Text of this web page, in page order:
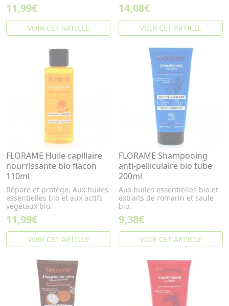
11,99€
VOIR CET ARTICLE
14,08€
VOIR CET ARTICLE
FLORAME Huile capillaire
nourrissante bio flacon
110ml
Répare et protège. Aux huiles
essentielles bio et aux actifs
végétaux bio.
11,99€
VOIR CET ARTICLE
FLORAME Shampooing
anti-pelliculaire bio tube
200ml
Aux huiles essentielles bio et
extraits de romarin et saule
bio.
9,38€
VOIR CET ARTICLE